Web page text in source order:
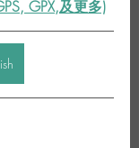
GPX,及更多)